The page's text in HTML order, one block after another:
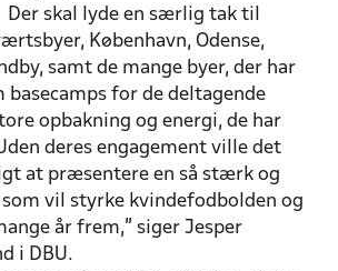
Der skal lyde en særlig tak til
København, Odense,
samt de mange byer, der har
for de deltagende
opbakning og energi, de har
deres engagement ville det
at præsentere en så stærk og
vil styrke kvindefodbolden og
år frem,” siger Jesper
i DBU.